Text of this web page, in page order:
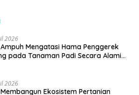
2026
Mengatasi Hama Penggerek
pada Tanaman Padi Secara Alami
2026
Ekosistem Pertanian